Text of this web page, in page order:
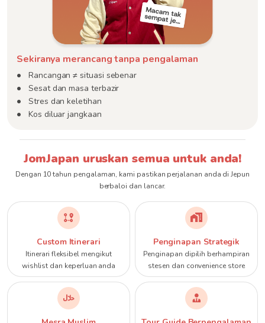
Sekiranya merancang tanpa pengalaman
Rancangan ≠ situasi sebenar
Sesat dan masa terbazir
Stres dan keletihan
Kos diluar jangkaan
JomJapan uruskan semua untuk anda!
Dengan 10 tahun pengalaman, kami pastikan perjalanan anda di Jepun
berbaloi dan lancar.
Custom Itinerari
Itinerari fleksibel mengikut
wishlist dan keperluan anda
Penginapan Strategik
Penginapan dipilih berhampiran
stesen dan convenience store